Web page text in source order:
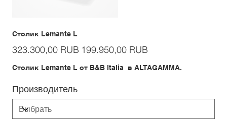
Столик Lemante L
Первоначальная
цена
323.300,00 RUB Спеццена
199.950,00 RUB
Столик Lemante L от B&B Italia в ALTAGAMMA.
Производитель